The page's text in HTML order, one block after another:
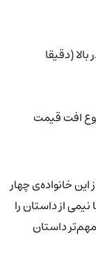
(دقیقا
افت قیمت
خانواده‌ی چهار
از داستان را
داستان